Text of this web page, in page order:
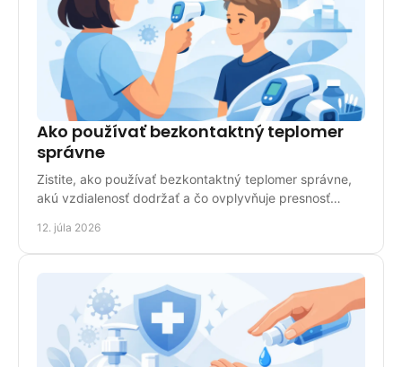
Ako používať bezkontaktný teplomer
správne
Zistite, ako používať bezkontaktný teplomer správne,
akú vzdialenosť dodržať a čo ovplyvňuje presnosť
12. júla 2026